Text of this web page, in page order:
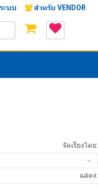
ะบบ สำหรับ VENDOR
จัดเรียงโดย:
แสดง: